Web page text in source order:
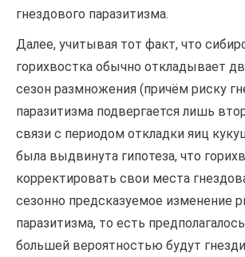
гнездового паразитизма.
Далее, учитывая тот факт, что
горихвостка обычно откладывает
сезон размножения (причём риску
паразитизма подвергается лишь
связи с периодом откладки яиц
была выдвинута гипотеза, что
корректировать свои места
сезонно предсказуемое изменение
паразитизма, то есть
большей вероятностью будут